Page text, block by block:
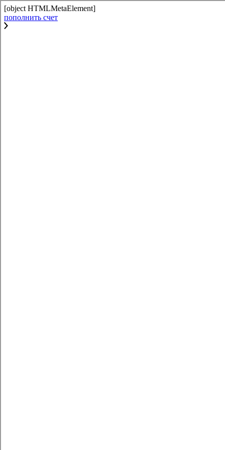
[object HTMLMetaElement]
пополнить счет